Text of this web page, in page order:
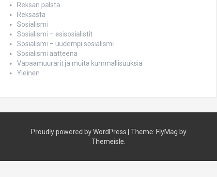
Reksan palsta
Reksasta
Sosialismi
Sosialismi – esisosialistit
Sosialismi – uudempi sosialismi
Sosialismi aatteena
Vapaamuurarit ja muita kummallisuuksia
Yleinen
Proudly powered by WordPress Theme: FlyMag by
Themeisle.